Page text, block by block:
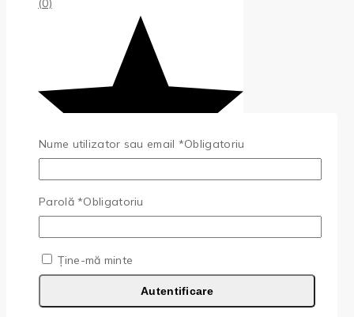
(0)
Nume utilizator sau email *Obligatoriu
Parolă*Obligatoriu
Ține-mă minte
Autentificare